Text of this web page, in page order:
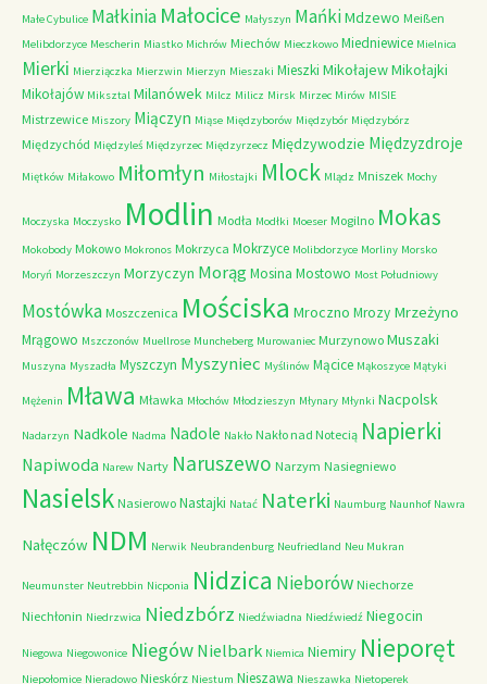
Małe Cybulice Małkinia Małocice Małyszyn MańkiMdzewo Meißen
Melibdorzyce Mescherin Miastko Michrów Miechów Mieczkowo Miedniewice Mielnica
Mierki Mierziączka Mierzwin Mierzyn Mieszaki Mieszki MikołajewMikołajki
Mikołajów Miksztal Milanówek Milcz Milicz Mirsk Mirzec Mirów MISIE
Mistrzewice Miszory Miączyn Miąse Międzyborów Międzybór Międzybórz
Międzychód Międzyleś Międzyrzec Międzyrzecz Międzywodzie Międzyzdroje
Miętków Miłakowo Miłomłyn Miłostajki Mlock Mlądz Mniszek Mochy
Moczyska Moczysko Modlin Modła Modłki Moeser Mogilno Mokas
Mokobody Mokowo Mokronos Mokrzyca Mokrzyce Molibdorzyce Morliny Morsko
Moryń Morzeszczyn Morzyczyn MorągMosina Mostowo Most Południowy
Mostówka Moszczenica Mościska Mroczno Mrozy Mrzeżyno
Mrągowo Mszczonów Muellrose Muncheberg Murowaniec Murzynowo Muszaki
Muszyna Myszadła Myszczyn Myszyniec Myślinów Mącice Mąkoszyce Mątyki
Mężenin Mława Mławka Młochów Młodzieszyn Młynary Młynki Nacpolsk
Nadarzyn Nadkole Nadma Nadole Nakło Nakło nad Notecią Napierki
Napiwoda Narew Narty Naruszewo Narzym Nasiegniewo
Nasielsk Nasierowo Nastajki Natać Naterki Naumburg Naunhof Nawra
Nałęczów NDM Nerwik Neubrandenburg Neufriedland Neu Mukran
Neumunster Neutrebbin Nicponia Nidzica Nieborów Niechorze
Niechłonin Niedrzwica Niedzbórz Niedźwiadna Niedźwiedź Niegocin
Niegowa Niegowonice Niegów Nielbark Niemica Niemiry Nieporęt
Niepołomice Nieradowo Nieskórz Niestum Nieszawa Nieszawka Nietoperek